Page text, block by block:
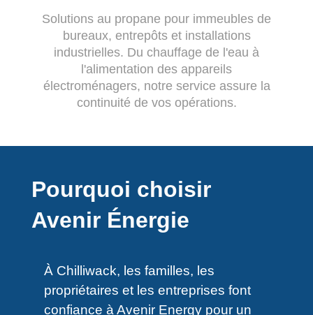
Solutions au propane pour immeubles de
bureaux, entrepôts et installations
industrielles. Du chauffage de l'eau à
l'alimentation des appareils
électroménagers, notre service assure la
continuité de vos opérations.
Pourquoi choisir
Avenir Énergie
À Chilliwack, les familles, les
propriétaires et les entreprises font
confiance à Avenir Energy pour un